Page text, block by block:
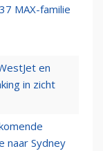
MAX-familie
en
in zicht
naar Sydney